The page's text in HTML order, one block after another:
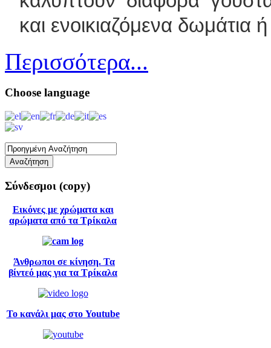
και ενοικιαζόμενα δωμάτια ή
Περισσότερα...
Choose language
Σύνδεσμοι (copy)
Εικόνες με χρώματα και
αρώματα από τα Τρίκαλα
Άνθρωποι σε κίνηση. Τα
βίντεό μας για τα Τρίκαλα
Το κανάλι μας στο Youtube